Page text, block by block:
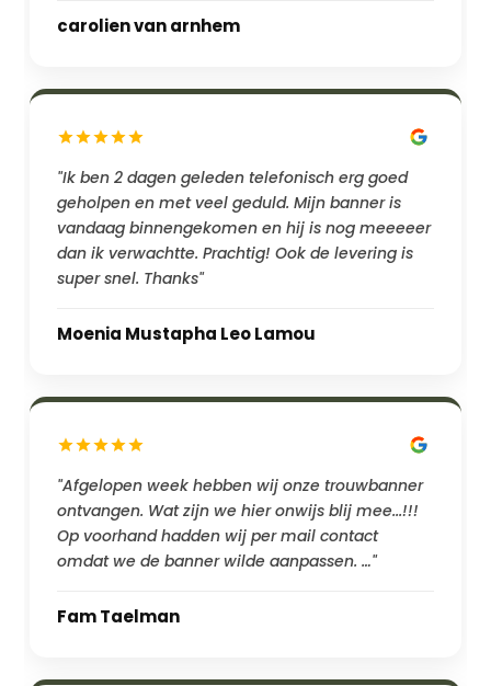
carolien van arnhem
"Ik ben 2 dagen geleden telefonisch erg goed
geholpen en met veel geduld. Mijn banner is
vandaag binnengekomen en hij is nog meeeeer
dan ik verwachtte. Prachtig! Ook de levering is
super snel. Thanks"
Moenia Mustapha Leo Lamou
"Afgelopen week hebben wij onze trouwbanner
ontvangen. Wat zijn we hier onwijs blij mee...!!!
Op voorhand hadden wij per mail contact
omdat we de banner wilde aanpassen. …"
Fam Taelman